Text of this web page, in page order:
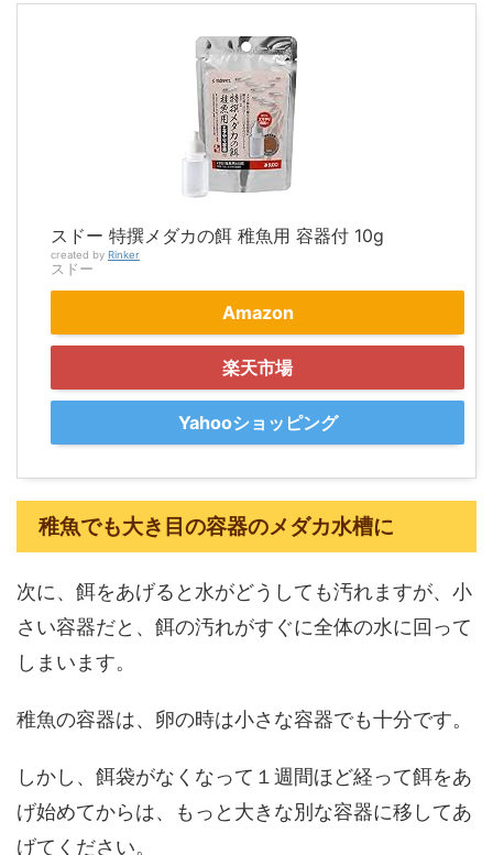
スドー 特撰メダカの餌 稚魚用 容器付 10g
created by Rinker
スドー
Amazon
楽天市場
Yahooショッピング
稚魚でも大き目の容器のメダカ水槽に
次に、餌をあげると水がどうしても汚れますが、小
さい容器だと、餌の汚れがすぐに全体の水に回って
しまいます。
稚魚の容器は、卵の時は小さな容器でも十分です。
しかし、餌袋がなくなって１週間ほど経って餌をあ
げ始めてからは、もっと大きな別な容器に移してあ
げてください。